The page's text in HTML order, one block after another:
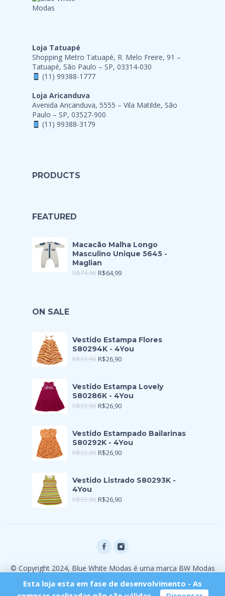
Loja Tatuapé
Shopping Metro Tatuapé, R. Melo Freire, 91 –
Tatuapé, São Paulo – SP, 03314-030
(11) 99388-1777
Loja Aricanduva
Avenida Aricanduva, 5555 – Vila Matilde, São
Paulo – SP, 03527-900
(11) 99388-3179
PRODUCTS
FEATURED
Macacão Malha Longo
Masculino Unique 5645 -
Maglian
R$74,90 R$64,99
ON SALE
Vestido Estampa Flores
S80294K - 4You
R$33,90 R$26,90
Vestido Estampa Lovely
S80286K - 4You
R$33,90 R$26,90
Vestido Estampado Bailarinas
S80292K - 4You
R$33,90 R$26,90
Vestido Listrado S80293K -
4You
R$33,90 R$26,90
© Copyright 2024, Blue White Modas é uma marca BW Modas
Esta loja esta em fase de desenvolvimento - As